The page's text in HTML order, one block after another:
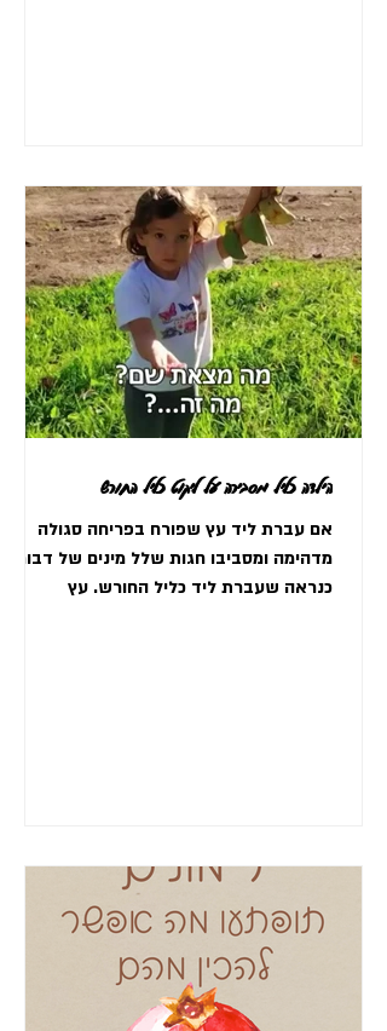
הילדה כליל מסבירה על ליקוט כליל החורש
אם עברת ליד עץ שפורח בפריחה סגולה
מדהימה ומסביבו חגות שלל מינים של
כנראה שעברת ליד כליל החורש. עץ